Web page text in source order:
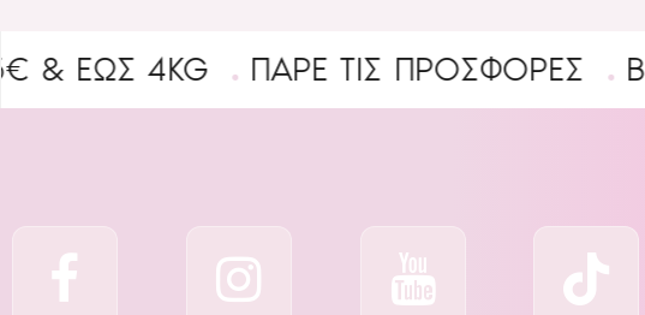
4KG ΠΑΡΕ ΤΙΣ ΠΡΟΣΦΟΡΕΣ B2B